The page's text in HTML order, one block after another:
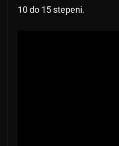
10 do 15 stepeni.